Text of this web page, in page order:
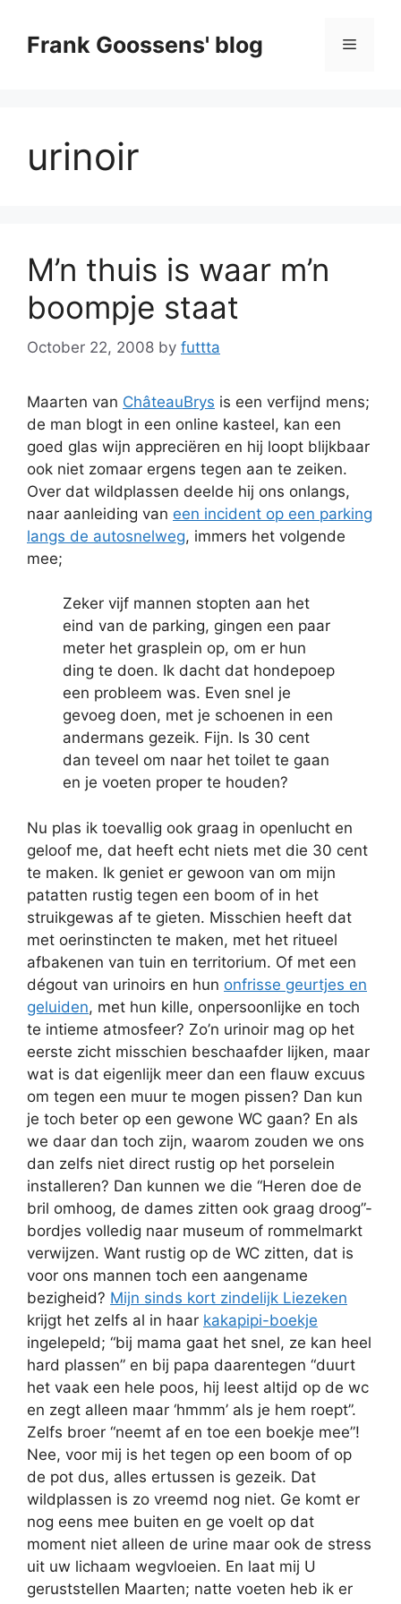
contentFrank Goossens' blog Menu
urinoir
M’n thuis is waar m’n
boompje staat
October 22, 2008 by futtta
Maarten van ChâteauBrys is een verfijnd mens;
de man blogt in een online kasteel, kan een
goed glas wijn appreciëren en hij loopt blijkbaar
ook niet zomaar ergens tegen aan te zeiken.
Over dat wildplassen deelde hij ons onlangs,
naar aanleiding van een incident op een parking
langs de autosnelweg, immers het volgende
mee;
Zeker vijf mannen stopten aan het
eind van de parking, gingen een paar
meter het grasplein op, om er hun
ding te doen. Ik dacht dat hondepoep
een probleem was. Even snel je
gevoeg doen, met je schoenen in een
andermans gezeik. Fijn. Is 30 cent
dan teveel om naar het toilet te gaan
en je voeten proper te houden?
Nu plas ik toevallig ook graag in openlucht en
geloof me, dat heeft echt niets met die 30 cent
te maken. Ik geniet er gewoon van om mijn
patatten rustig tegen een boom of in het
struikgewas af te gieten. Misschien heeft dat
met oerinstincten te maken, met het ritueel
afbakenen van tuin en territorium. Of met een
dégout van urinoirs en hun onfrisse geurtjes en
geluiden, met hun kille, onpersoonlijke en toch
te intieme atmosfeer? Zo’n urinoir mag op het
eerste zicht misschien beschaafder lijken, maar
wat is dat eigenlijk meer dan een flauw excuus
om tegen een muur te mogen pissen? Dan kun
je toch beter op een gewone WC gaan? En als
we daar dan toch zijn, waarom zouden we ons
dan zelfs niet direct rustig op het porselein
installeren? Dan kunnen we die “Heren doe de
bril omhoog, de dames zitten ook graag droog”-
bordjes volledig naar museum of rommelmarkt
verwijzen. Want rustig op de WC zitten, dat is
voor ons mannen toch een aangename
bezigheid? Mijn sinds kort zindelijk Liezeken
krijgt het zelfs al in haar kakapipi-boekje
ingelepeld; “bij mama gaat het snel, ze kan heel
hard plassen” en bij papa daarentegen “duurt
het vaak een hele poos, hij leest altijd op de wc
en zegt alleen maar ‘hmmm’ als je hem roept”.
Zelfs broer “neemt af en toe een boekje mee”!
Nee, voor mij is het tegen op een boom of op
de pot dus, alles ertussen is gezeik. Dat
wildplassen is zo vreemd nog niet. Ge komt er
nog eens mee buiten en ge voelt op dat
moment niet alleen de urine maar ook de stress
uit uw lichaam wegvloeien. En laat mij U
geruststellen Maarten; natte voeten heb ik er